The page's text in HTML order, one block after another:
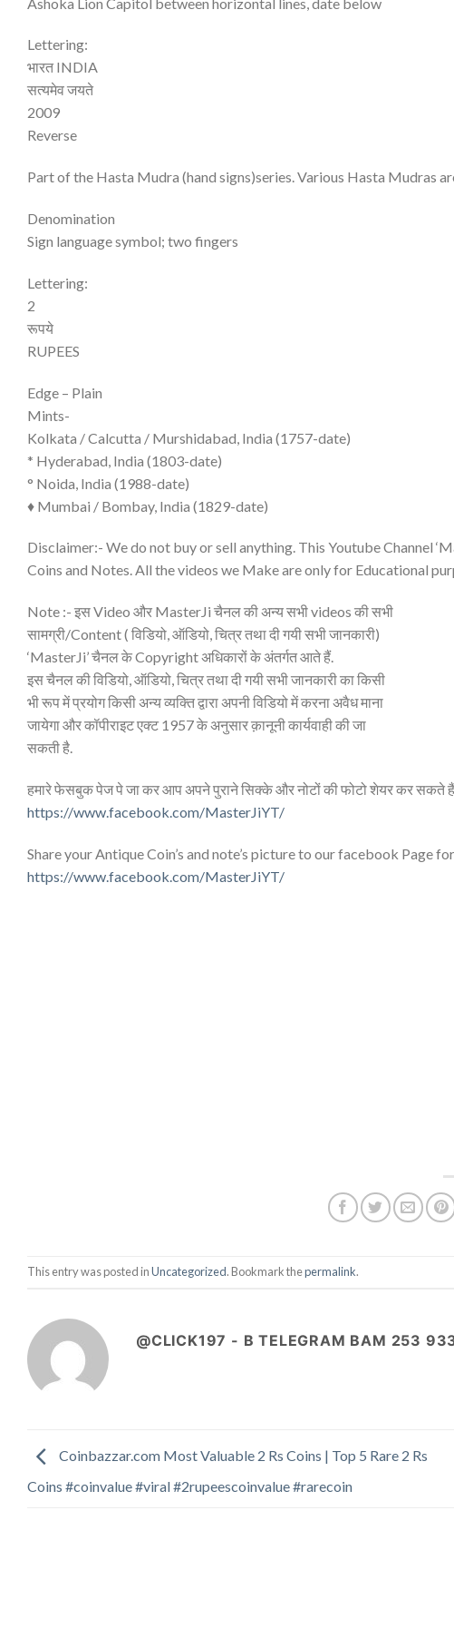
Lettering:
भारत INDIA
सत्यमेव जयते
2009
Reverse
Part of the Hasta Mudra (hand signs)series. Various Hasta Mudras
Denomination
Sign language symbol; two fingers
Lettering:
2
रूपये
RUPEES
Edge – Plain
Mints-
Kolkata / Calcutta / Murshidabad, India (1757-date)
* Hyderabad, India (1803-date)
° Noida, India (1988-date)
♦ Mumbai / Bombay, India (1829-date)
Disclaimer:- We do not buy or sell anything. This Youtube Channel
Coins and Notes. All the videos we Make are only for Educational
Note :- इस Video और MasterJi चैनल की अन्य सभी videos की सभी
सामग्री/Content ( विडियो, ऑडियो, चित्र तथा दी गयी सभी जानकारी)
‘MasterJi’ चैनल के Copyright अधिकारों के अंतर्गत आते हैं.
इस चैनल की विडियो, ऑडियो, चित्र तथा दी गयी सभी जानकारी का किसी
भी रूप में प्रयोग किसी अन्य व्यक्ति द्वारा अपनी विडियो में करना अवैध माना
जायेगा और कॉपीराइट एक्ट 1957 के अनुसार क़ानूनी कार्यवाही की जा
सकती है.
हमारे फेसबुक पेज पे जा कर आप अपने पुराने सिक्के और नोटों की फोटो शेयर कर सकते
https://www.facebook.com/MasterJiYT/
Share your Antique Coin’s and note’s picture to our facebook Page
https://www.facebook.com/MasterJiYT/
This entry was posted inUncategorized. Bookmark thepermalink.
@CLICK197 - B TELEGRAM BAM 253
Coinbazzar.com Most Valuable 2 Rs Coins | Top 5 Rare 2 Rs
Coins #coinvalue #viral #2rupeescoinvalue #rarecoin